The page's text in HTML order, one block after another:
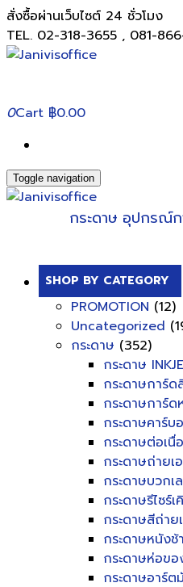
สั่งซื้อผ่านเว็บไซต์ 24 ชั่วโมง
TEL. 02-318-3655 , 081-
0Cart ฿0.00
Toggle navigation
กระดาษ อุปกรณ์ก
SHOP BY CATEGORY
PROMOTION (12)
Uncategorized
กระดาษ (352)
กระดาษ
กระดาษการ์ด
กระดาษการ์
กระดาษคาร์บ
กระดาษต่อเนื่
กระดาษถ่ายเ
กระดาษบวกเ
กระดาษรีไซร์เ
กระดาษสีถ่าย
กระดาษหนังช้
กระดาษห่อข
กระดาษอาร์